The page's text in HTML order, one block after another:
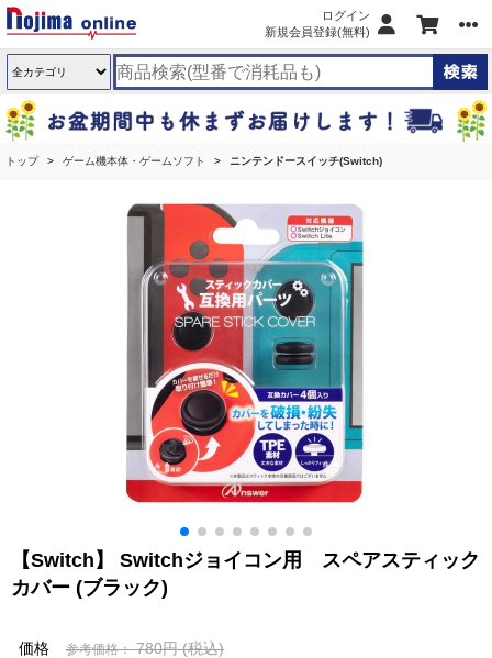
ログイン
新規会員登録(無料)
トップ ゲーム機本体・ゲームソフト ニンテンドースイッチ(Switch)
【Switch】 Switchジョイコン用 スペアスティック
カバー (ブラック)
価格 参考価格： 780円(税込)